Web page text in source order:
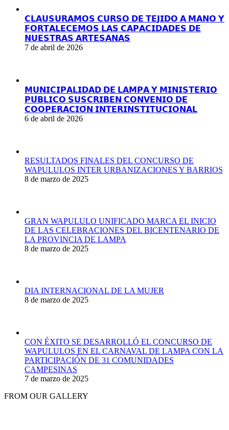
𝗖𝗟𝗔𝗨𝗦𝗨𝗥𝗔𝗠𝗢𝗦 𝗖𝗨𝗥𝗦𝗢 𝗗𝗘 𝗧𝗘𝗝𝗜𝗗𝗢 𝗔 𝗠𝗔𝗡𝗢 𝗬
𝗙𝗢𝗥𝗧𝗔𝗟𝗘𝗖𝗘𝗠𝗢𝗦 𝗟𝗔𝗦 𝗖𝗔𝗣𝗔𝗖𝗜𝗗𝗔𝗗𝗘𝗦 𝗗𝗘
𝗡𝗨𝗘𝗦𝗧𝗥𝗔𝗦 𝗔𝗥𝗧𝗘𝗦𝗔𝗡𝗔𝗦
7 de abril de 2026
𝗠𝗨𝗡𝗜𝗖𝗜𝗣𝗔𝗟𝗜𝗗𝗔𝗗 𝗗𝗘 𝗟𝗔𝗠𝗣𝗔 𝗬 𝗠𝗜𝗡𝗜𝗦𝗧𝗘𝗥𝗜𝗢
𝗣𝗨́𝗕𝗟𝗜𝗖𝗢 𝗦𝗨𝗦𝗖𝗥𝗜𝗕𝗘𝗡 𝗖𝗢𝗡𝗩𝗘𝗡𝗜𝗢 𝗗𝗘
𝗖𝗢𝗢𝗣𝗘𝗥𝗔𝗖𝗜𝗢́𝗡 𝗜𝗡𝗧𝗘𝗥𝗜𝗡𝗦𝗧𝗜𝗧𝗨𝗖𝗜𝗢𝗡𝗔𝗟
6 de abril de 2026
RESULTADOS FINALES DEL CONCURSO DE
WAPULULOS INTER URBANIZACIONES Y BARRIOS
8 de marzo de 2025
GRAN WAPULULO UNIFICADO MARCA EL INICIO
DE LAS CELEBRACIONES DEL BICENTENARIO DE
LA PROVINCIA DE LAMPA
8 de marzo de 2025
DIA INTERNACIONAL DE LA MUJER
8 de marzo de 2025
CON ÉXITO SE DESARROLLÓ EL CONCURSO DE
WAPULULOS EN EL CARNAVAL DE LAMPA CON LA
PARTICIPACIÓN DE 31 COMUNIDADES
CAMPESINAS
7 de marzo de 2025
FROM OUR GALLERY